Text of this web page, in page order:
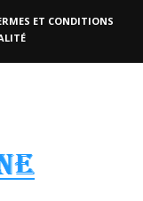
ET CONDITIONS